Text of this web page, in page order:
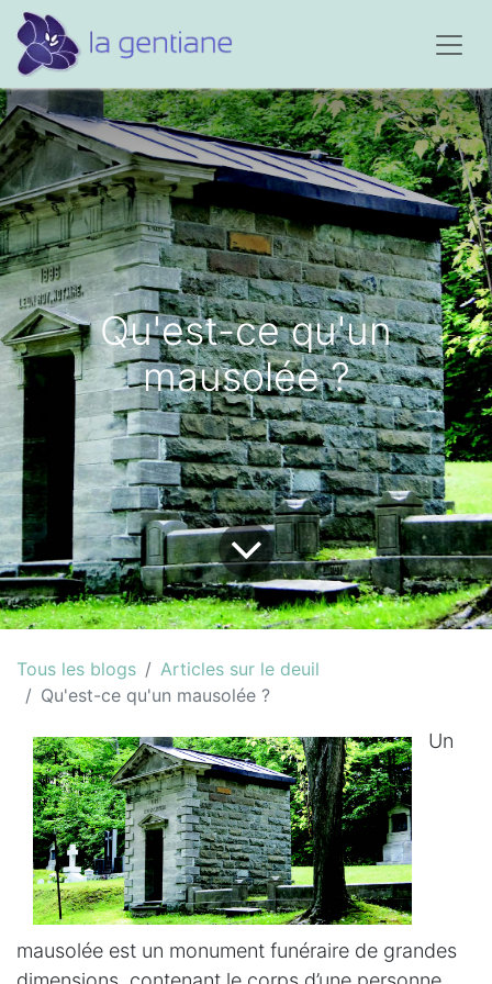
Qu'est-ce qu'un
mausolée ?
Tous les blogs
Articles sur le deuil
Qu'est-ce qu'un mausolée ?
Un
mausolée est un monument funéraire de grandes